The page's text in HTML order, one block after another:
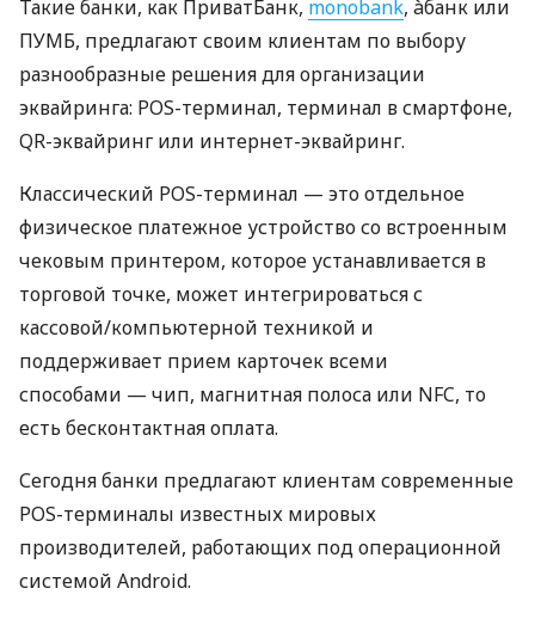
Такие банки, как ПриватБанк, monobank, àбанк или
ПУМБ, предлагают своим клиентам по выбору
разнообразные решения для организации
эквайринга: POS-терминал, терминал в смартфоне,
QR-эквайринг или интернет-эквайринг.
Классический POS-терминал — это отдельное
физическое платежное устройство со встроенным
чековым принтером, которое устанавливается в
торговой точке, может интегрироваться с
кассовой/компьютерной техникой и
поддерживает прием карточек всеми
способами — чип, магнитная полоса или NFC, то
есть бесконтактная оплата.
Сегодня банки предлагают клиентам современные
POS-терминалы известных мировых
производителей, работающих под операционной
системой Android.